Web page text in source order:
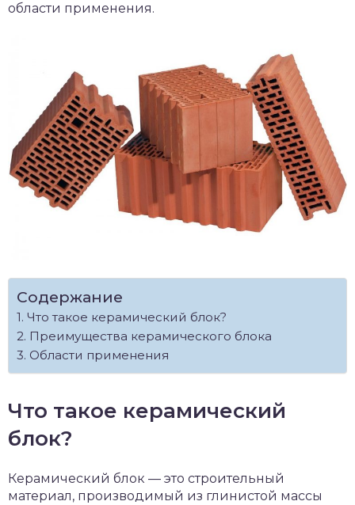
области применения.
Содержание
Что такое керамический блок?
Преимущества керамического блока
Области применения
Что такое керамический
блок?
Керамический блок — это строительный
материал, производимый из глинистой массы